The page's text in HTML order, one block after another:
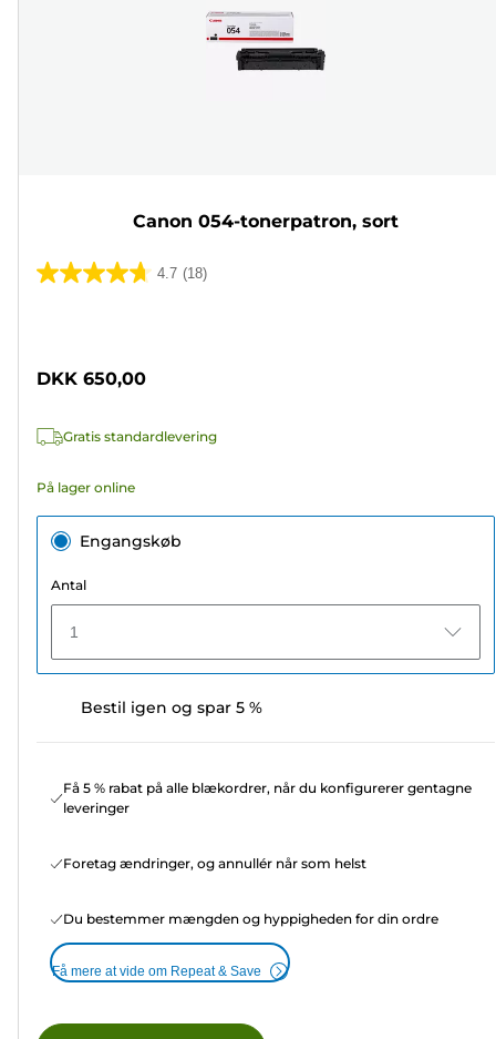
Canon 054-tonerpatron, sort
4.7 (18)
4.7
stjerner.
anmeldelser
DKK 650,00
Gratis standardlevering
På lager online
Engangskøb
Antal
1
Bestil igen og spar 5 %
Få 5 % rabat på alle blækordrer, når du konfigurerer gentagne
leveringer
Foretag ændringer, og annullér når som helst
Du bestemmer mængden og hyppigheden for din ordre
Få mere at vide om Repeat & Save